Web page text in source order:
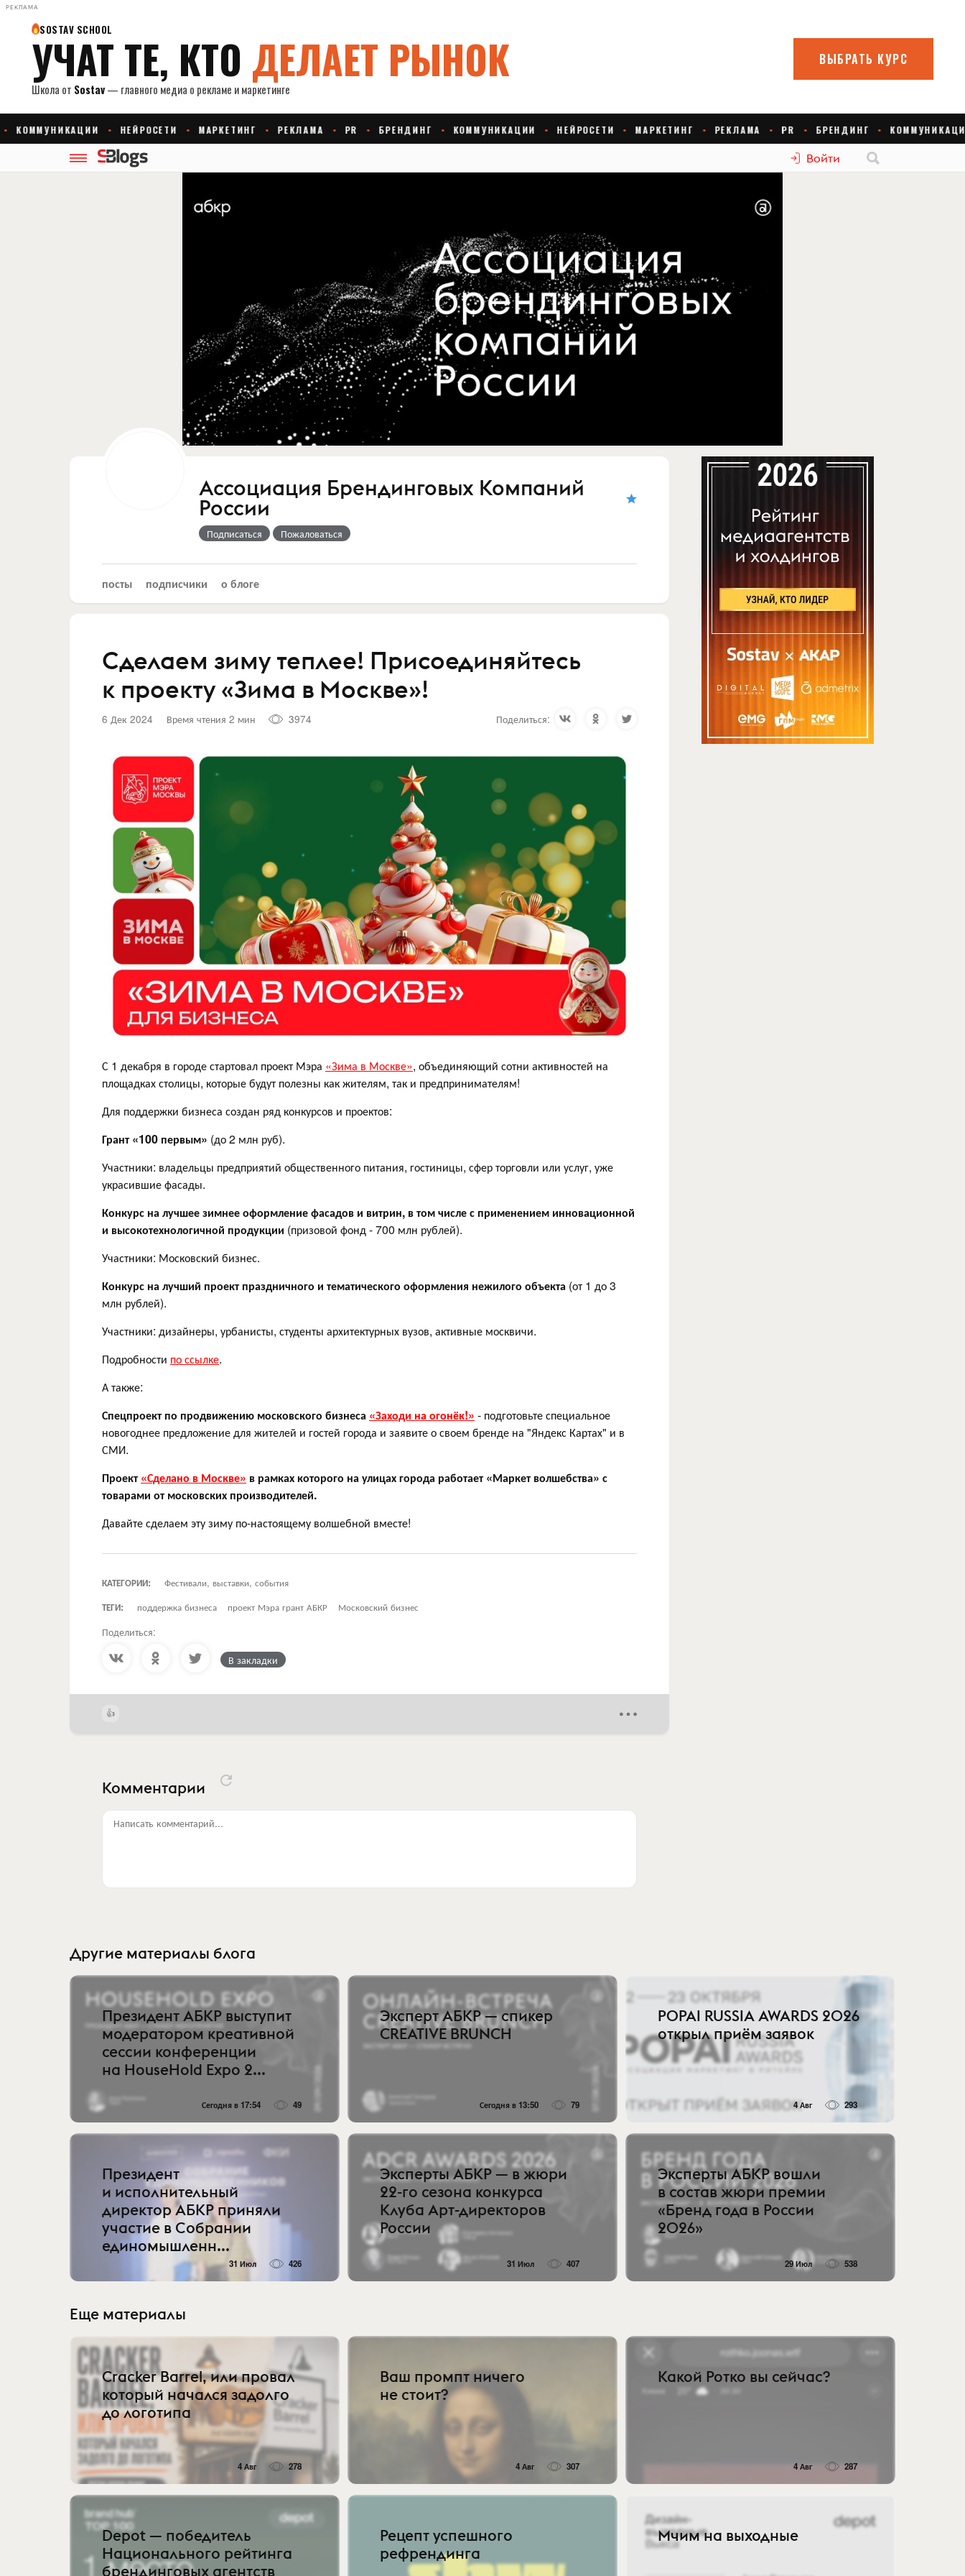
РЕКЛАМА
Войти
Ассоциация Брендинговых Компаний
России
Подписаться Пожаловаться
посты подписчики о блоге
Сделаем зиму теплее! Присоединяйтесь
к проекту «Зима в Москве»!
6 Дек 2024 Время чтения 2 мин 3974 Поделиться:
С 1 декабря в городе стартовал проект Мэра «Зима в Москве», объединяющий сотни активностей на
площадках столицы, которые будут полезны как жителям, так и предпринимателям!
Для поддержки бизнеса создан ряд конкурсов и проектов:
Грант «100 первым» (до 2 млн руб).
Участники: владельцы предприятий общественного питания, гостиницы, сфер торговли или услуг, уже
украсившие фасады.
Конкурс на лучшее зимнее оформление фасадов и витрин, в том числе с применением инновационной
и высокотехнологичной продукции (призовой фонд - 700 млн рублей).
Участники: Московский бизнес.
Конкурс на лучший проект праздничного и тематического оформления нежилого объекта (от 1 до 3
млн рублей).
Участники: дизайнеры, урбанисты, студенты архитектурных вузов, активные москвичи.
Подробности по ссылке.
А также:
Спецпроект по продвижению московского бизнеса «Заходи на огонёк!» - подготовьте специальное
новогоднее предложение для жителей и гостей города и заявите о своем бренде на "Яндекс Картах" и в
СМИ.
Проект«Сделано в Москве» в рамках которого на улицах города работает «Маркет волшебства» с
товарами от московских производителей.
Давайте сделаем эту зиму по-настоящему волшебной вместе!
КАТЕГОРИИ:
Фестивали, выставки, события
ТЕГИ:
поддержка бизнеса проект Мэра грант АБКР Московский бизнес
Поделиться:
В закладки
Комментарии
Написать комментарий...
Другие материалы блога
Президент АБКР выступит
модератором креативной
сессии конференции
на HouseHold Expo 2...
Сегодня в 17:54 49
Эксперт АБКР — спикер
CREATIVE BRUNCH
Сегодня в 13:50 79
POPAI RUSSIA AWARDS 2026
открыл приём заявок
4 Авг 293
Президент
и исполнительный
директор АБКР приняли
участие в Собрании
единомышленн...
31 Июл 426
Эксперты АБКР — в жюри
22-го сезона конкурса
Клуба Арт-директоров
России
31 Июл 407
Эксперты АБКР вошли
в состав жюри премии
«Бренд года в России
2026»
29 Июл 538
Еще материалы
Cracker Barrel, или провал
который начался задолго
до логотипа
4 Авг 278
Ваш промпт ничего
не стоит?
4 Авг 307
Какой Ротко вы сейчас?
4 Авг 287
Depot — победитель
Национального рейтинга
брендинговых агентств
Рецепт успешного
рефрендинга
Мчим на выходные